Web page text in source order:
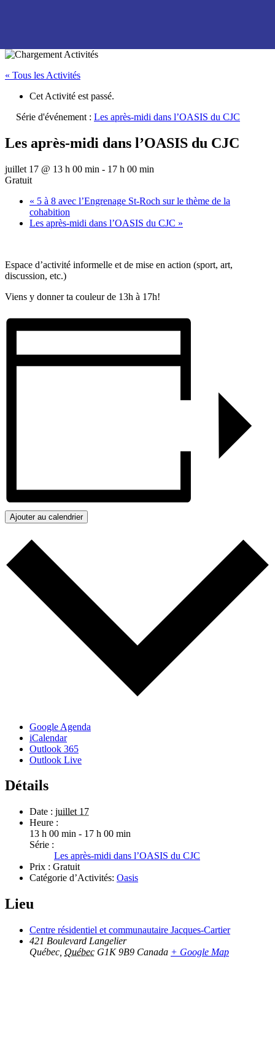
« Tous les Activités
Cet Activité est passé.
Série d'événement : Les après-midi dans l’OASIS du CJC
Les après-midi dans l’OASIS du CJC
juillet 17 @ 13 h 00 min - 17 h 00 min
Gratuit
« 5 à 8 avec l’Engrenage St-Roch sur le thème de la
cohabition
Les après-midi dans l’OASIS du CJC »
Espace d’activité informelle et de mise en action (sport, art,
discussion, etc.)
Viens y donner ta couleur de 13h à 17h!
Ajouter au calendrier
Google Agenda
iCalendar
Outlook 365
Outlook Live
Détails
Date : juillet 17
Heure :
13 h 00 min - 17 h 00 min
Série :
Les après-midi dans l’OASIS du CJC
Prix : Gratuit
Catégorie d’Activités: Oasis
Lieu
Centre résidentiel et communautaire Jacques-Cartier
421 Boulevard Langelier
Québec Québec G1K 9B9 Canada + Google Map